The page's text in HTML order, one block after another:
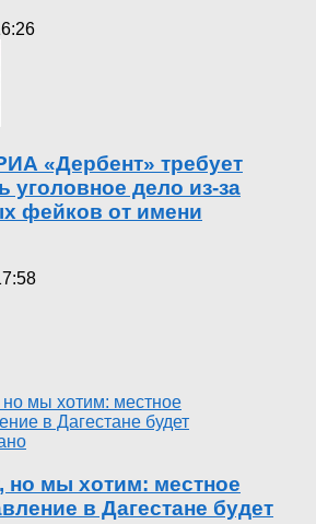
«Дербент» требует
уголовное дело из-за
фейков от имени
но мы хотим: местное
в Дагестане будет